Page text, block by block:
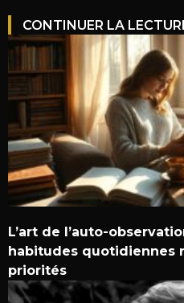
CONTINUER LA
L’art de l’auto-
habitudes quotidiennes
priorités